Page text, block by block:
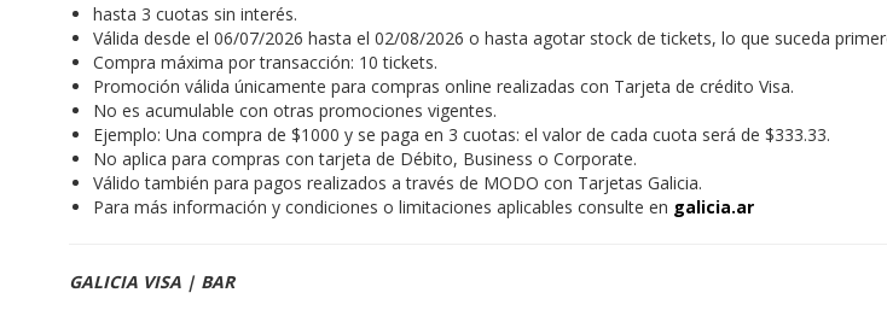
hasta 3 cuotas sin interés.
Válida desde el 06/07/2026 hasta el 02/08/2026 o hasta agotar stock de tickets, lo que suceda
Compra máxima por transacción: 10 tickets.
Promoción válida únicamente para compras online realizadas con Tarjeta de crédito Visa.
No es acumulable con otras promociones vigentes.
Ejemplo: Una compra de $1000 y se paga en 3 cuotas: el valor de cada cuota será de $333.33.
No aplica para compras con tarjeta de Débito, Business o Corporate.
Válido también para pagos realizados a través de MODO con Tarjetas Galicia.
Para más información y condiciones o limitaciones aplicables consulte en galicia.ar
GALICIA VISA | BAR